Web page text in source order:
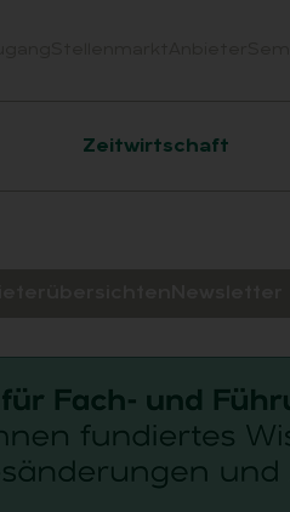
Zeitwirtschaft